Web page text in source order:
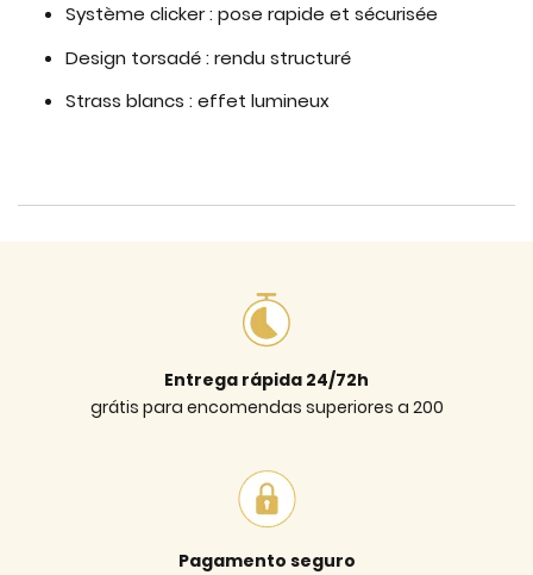
Système clicker : pose rapide et sécurisée
Design torsadé : rendu structuré
Strass blancs : effet lumineux
Entrega rápida 24/72h
grátis para encomendas superiores a 200
Pagamento seguro